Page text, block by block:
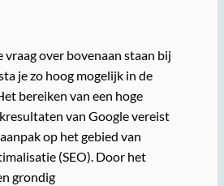
vraag over bovenaan staan bij
je zo hoog mogelijk in de
bereiken van een hoge
van Google vereist
op het gebied van
(SEO). Door het
grondig